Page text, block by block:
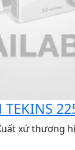
xứ thương